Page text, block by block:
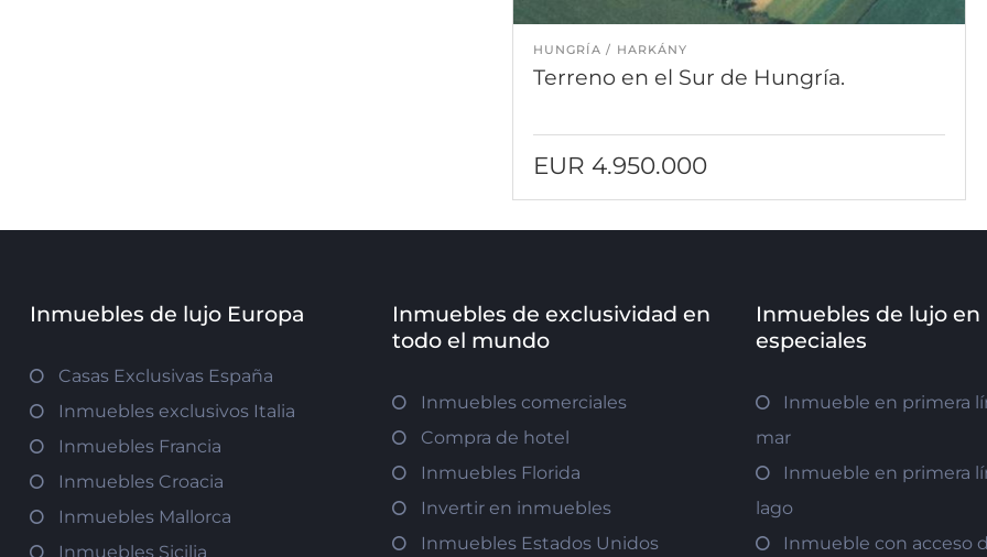
HUNGRÍA HARKÁNY
Terreno en el Sur de Hungría.
EUR 4.950.000
Inmuebles de lujo Europa
Casas Exclusivas España
Inmuebles exclusivos Italia
Inmuebles Francia
Inmuebles Croacia
Inmuebles Mallorca
Inmuebles Sicilia
Inmuebles de exclusividad en
todo el mundo
Inmuebles comerciales
Compra de hotel
Inmuebles Florida
Invertir en inmuebles
Inmuebles Estados Unidos
Inmuebles de lujo en
especiales
Inmueble en primera
mar
Inmueble en primera
lago
Inmueble con acceso